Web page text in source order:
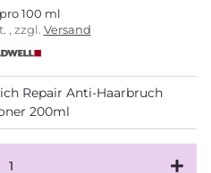
100 ml
, zzgl. Versand
Repair Anti-Haarbruch
200ml